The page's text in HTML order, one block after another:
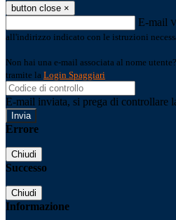
button close ×
E-mail
all'indirizzo indicato con le istruzioni
Non hai una e-mail associata al nome
tramite la Login Spaggiari
E-mail inviata, si prega di controllare
Errore
Chiudi
Successo
Chiudi
Informazione